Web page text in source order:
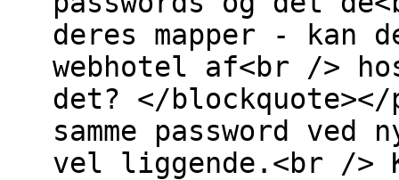
deres mapper -
webhotel af<br />
det? </
samme password
vel liggende.<br />